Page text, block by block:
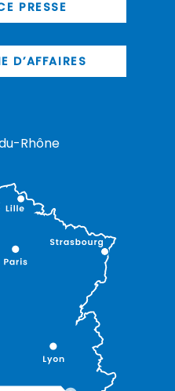
PRESSE
D’AFFAIRES
Rhône